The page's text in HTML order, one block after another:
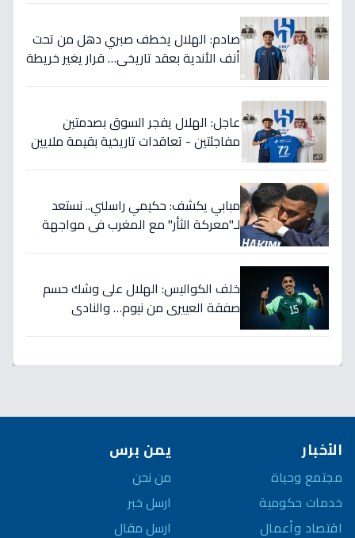
صادم: الهلال يخطف صبري دهل من تحت
أنف الأندية بعقد تاريخي… قرار يغير خريطة
عاجل: الهلال يفجر السوق بصدمتين
مفاجئتين - تعاقدات تاريخية بقيمة ملايين
مبابي يكشف: حكيمي راسلني.. نستعد
لـ"معركة الثأر" مع المغرب في مواجهة
خلف الكواليس: الهلال على وشك حسم
صفقة العييري من نيوم… والنادي
الأخبار
مجتمع وحياة
خدمات حكومية
اقتصاد وأعمال
يمن برس
من نحن
ارسل خبر
ارسل مقال